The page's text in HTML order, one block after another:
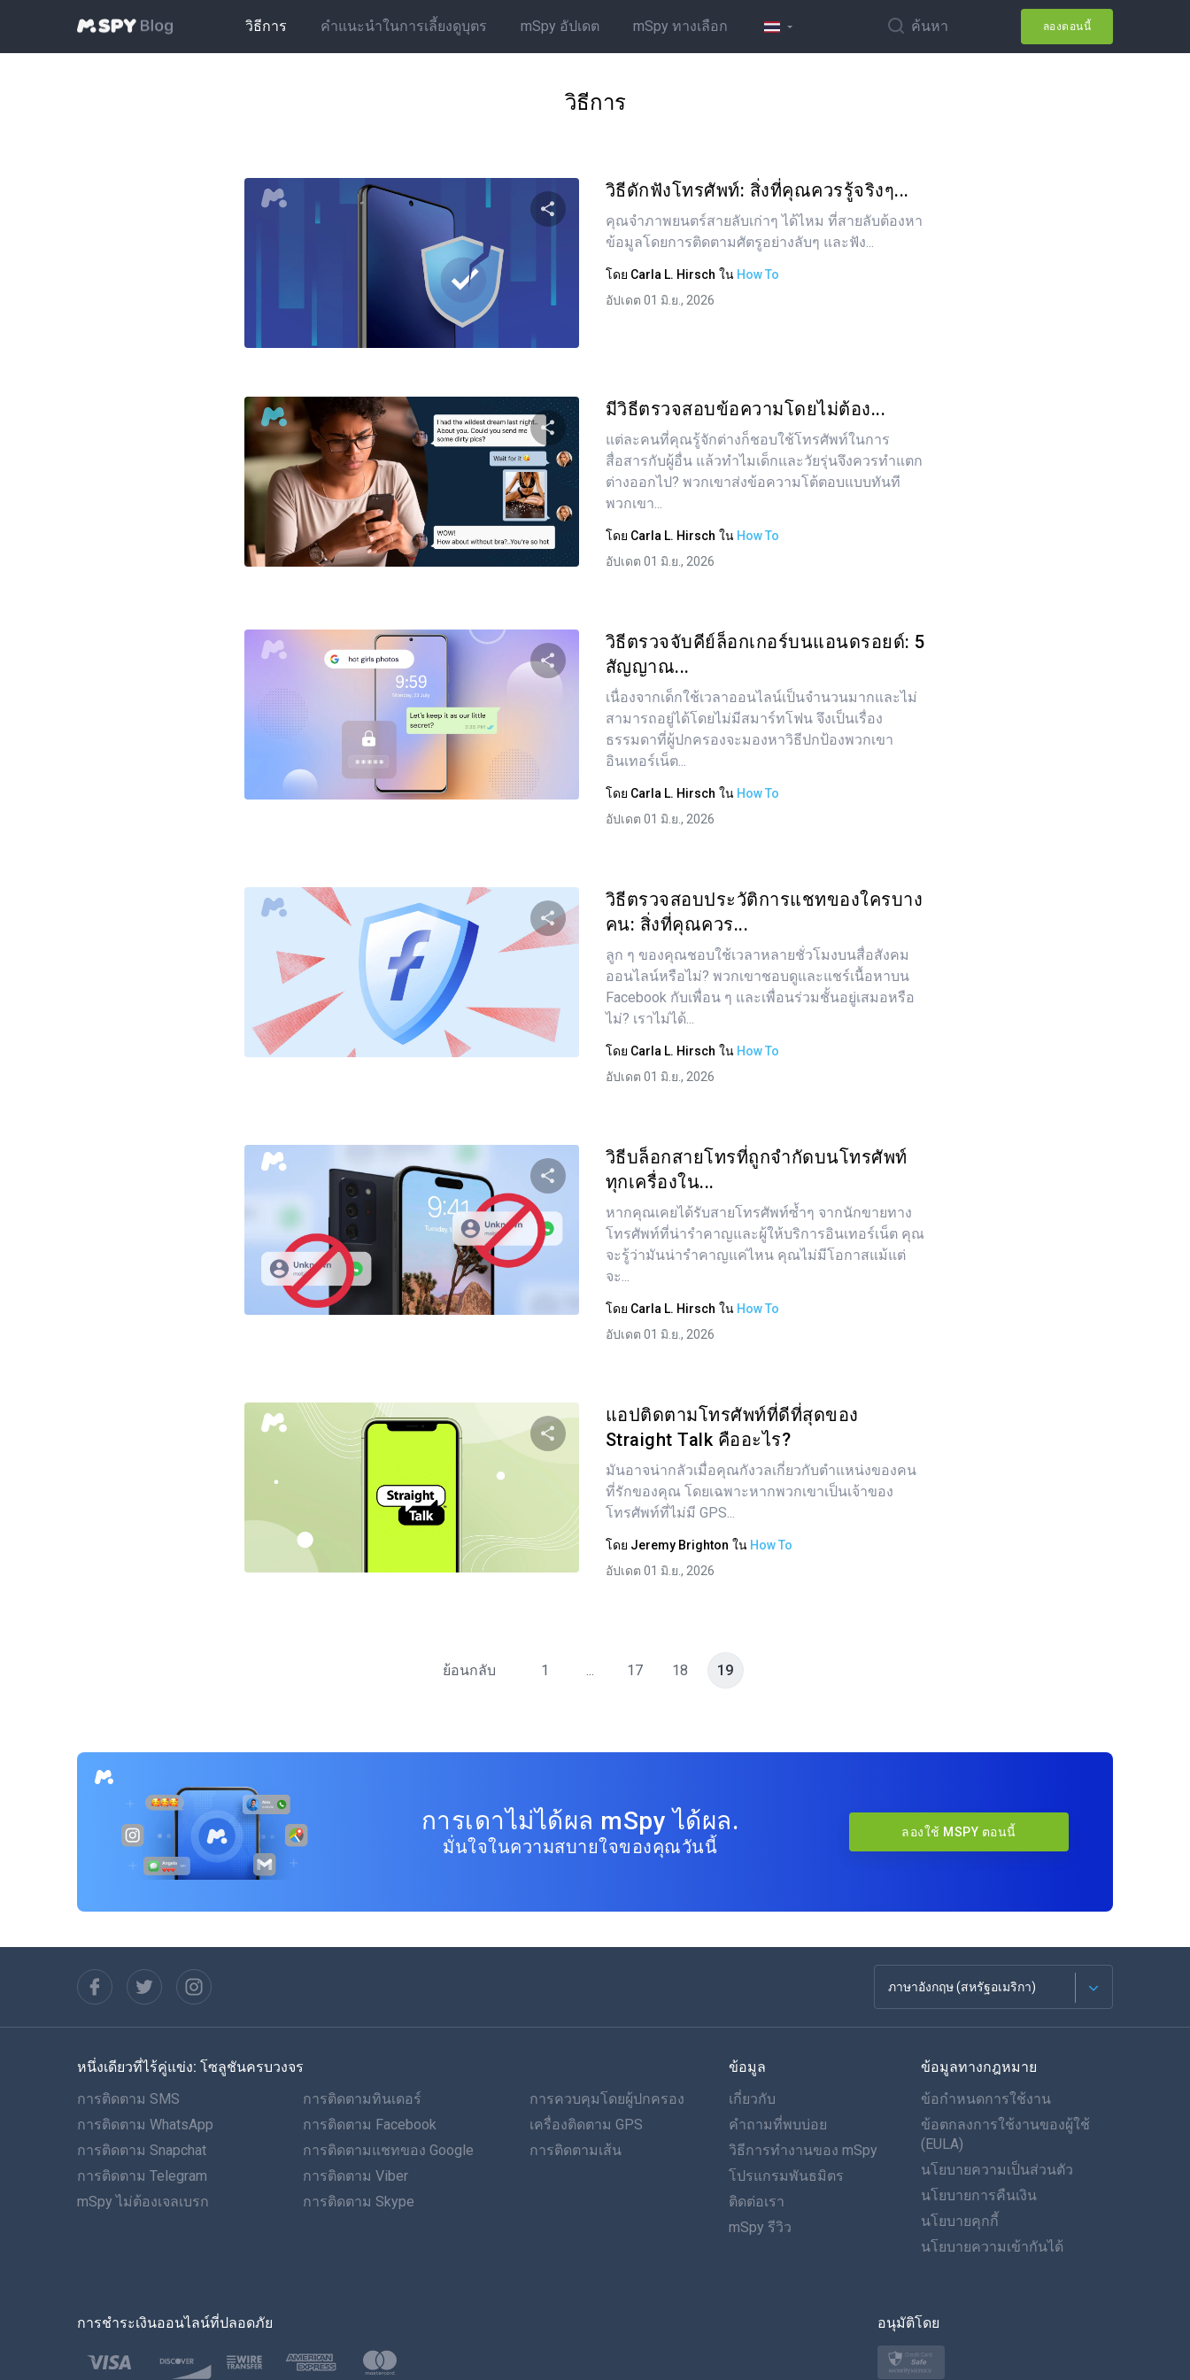
วิธีการ คำแนะนำในการเลี้ยงดูบุตร mSpy อัปเดต mSpy ทางเลือก ค้นหา ลองตอนนี้
วิธีการ
แบ่งปันบทความนี้
วิธีดักฟังโทรศัพท์: สิ่งที่คุณควรรู้จริงๆ...
คุณจำภาพยนตร์สายลับเก่าๆ ได้ไหม ที่สายลับต้องหา
ข้อมูลโดยการติดตามศัตรูอย่างลับๆ และฟัง...
โดย Carla L. Hirsch ใน How To
อัปเดต 01 มิ.ย., 2026
แบ่งปันบทความนี้
ทวิตเตอร์
มีวิธีตรวจสอบข้อความโดยไม่ต้อง...
แต่ละคนที่คุณรู้จักต่างก็ชอบใช้โทรศัพท์ในการ
สื่อสารกับผู้อื่น แล้วทำไมเด็กและวัยรุ่นจึงควรทำแตก
ต่างออกไป? พวกเขาส่งข้อความโต้ตอบแบบทันที
พวกเขา...
โดย Carla L. Hirsch ใน How To
อัปเดต 01 มิ.ย., 2026
แบ่งปันบทความนี้
วิธีตรวจจับคีย์ล็อกเกอร์บนแอนดรอยด์: 5
สัญญาณ...
เนื่องจากเด็กใช้เวลาออนไลน์เป็นจำนวนมากและไม่
สามารถอยู่ได้โดยไม่มีสมาร์ทโฟน จึงเป็นเรื่อง
ธรรมดาที่ผู้ปกครองจะมองหาวิธีปกป้องพวกเขา
อินเทอร์เน็ต...
โดย Carla L. Hirsch ใน How To
อัปเดต 01 มิ.ย., 2026
แบ่งปันบทความนี้
ทวิตเตอร์
วิธีตรวจสอบประวัติการแชทของใครบาง
คน: สิ่งที่คุณควร...
ลูก ๆ ของคุณชอบใช้เวลาหลายชั่วโมงบนสื่อสังคม
ออนไลน์หรือไม่? พวกเขาชอบดูและแชร์เนื้อหาบน
Facebook กับเพื่อน ๆ และเพื่อนร่วมชั้นอยู่เสมอหรือ
ไม่? เราไม่ได้...
โดย Carla L. Hirsch ใน How To
อัปเดต 01 มิ.ย., 2026
แบ่งปันบทความนี้
วิธีบล็อกสายโทรที่ถูกจำกัดบนโทรศัพท์
ทุกเครื่องใน...
หากคุณเคยได้รับสายโทรศัพท์ซ้ำๆ จากนักขายทาง
โทรศัพท์ที่น่ารำคาญและผู้ให้บริการอินเทอร์เน็ต คุณ
จะรู้ว่ามันน่ารำคาญแค่ไหน คุณไม่มีโอกาสแม้แต่
จะ...
โดย Carla L. Hirsch ใน How To
อัปเดต 01 มิ.ย., 2026
แบ่งปันบทความนี้
ทวิตเตอร์ Facebook คัดลอกลิงก์
แอปติดตามโทรศัพท์ที่ดีที่สุดของ
Straight Talk คืออะไร?
มันอาจน่ากลัวเมื่อคุณกังวลเกี่ยวกับตำแหน่งของคน
ที่รักของคุณ โดยเฉพาะหากพวกเขาเป็นเจ้าของ
โทรศัพท์ที่ไม่มี GPS...
โดย Jeremy Brighton ใน How To
อัปเดต 01 มิ.ย., 2026
ย้อนกลับ 1 ... 17 18 19
การเดาไม่ได้ผล mSpy ได้ผล.
มั่นใจในความสบายใจของคุณวันนี้
ลองใช้ MSPY ตอนนี้
ภาษาอังกฤษ (สหรัฐอเมริกา)
ภาษาฝรั่งเศส
Español
ภาษาเยอรมัน
อิตาเลียน
العربية
ภาษาไทย
โปแลนด์
หนึ่งเดียวที่ไร้คู่แข่ง: โซลูชันครบวงจร
การติดตาม SMS
การติดตาม WhatsApp
การติดตาม Snapchat
การติดตาม Telegram
mSpy ไม่ต้องเจลเบรก
การติดตามทินเดอร์
การติดตาม Facebook
การติดตามแชทของ Google
การติดตาม Viber
การติดตาม Skype
การควบคุมโดยผู้ปกครอง
เครื่องติดตาม GPS
การติดตามเส้น
ข้อมูล
เกี่ยวกับ
คำถามที่พบบ่อย
วิธีการทำงานของ mSpy
โปรแกรมพันธมิตร
ติดต่อเรา
mSpy รีวิว
ข้อมูลทางกฎหมาย
ข้อกำหนดการใช้งาน
ข้อตกลงการใช้งานของผู้ใช้
(EULA)
นโยบายความเป็นส่วนตัว
นโยบายการคืนเงิน
นโยบายคุกกี้
นโยบายความเข้ากันได้
การชำระเงินออนไลน์ที่ปลอดภัย อนุมัติโดย